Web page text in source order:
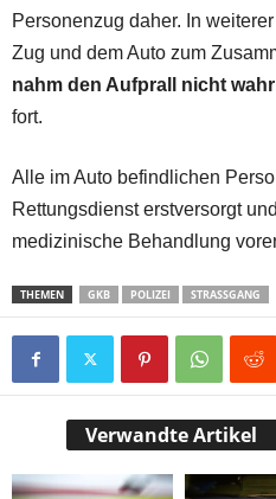
Personenzug daher. In
Zug und dem Auto zum
nahm den Aufprall nicht wahr
fort.
Alle im Auto befindlichen
Rettungsdienst erstversorgt
medizinische Behandlung
THEMEN GKB POLIZEI STRASSGANG
Verwandte Artikel